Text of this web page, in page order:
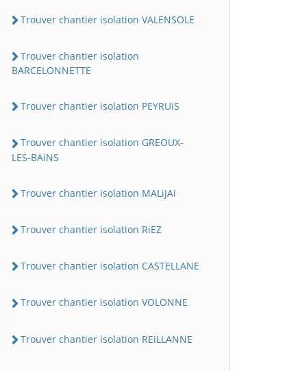
Trouver chantier isolation VALENSOLE
Trouver chantier isolation
BARCELONNETTE
Trouver chantier isolation PEYRUiS
Trouver chantier isolation GREOUX-
LES-BAiNS
Trouver chantier isolation MALiJAi
Trouver chantier isolation RiEZ
Trouver chantier isolation CASTELLANE
Trouver chantier isolation VOLONNE
Trouver chantier isolation REiLLANNE